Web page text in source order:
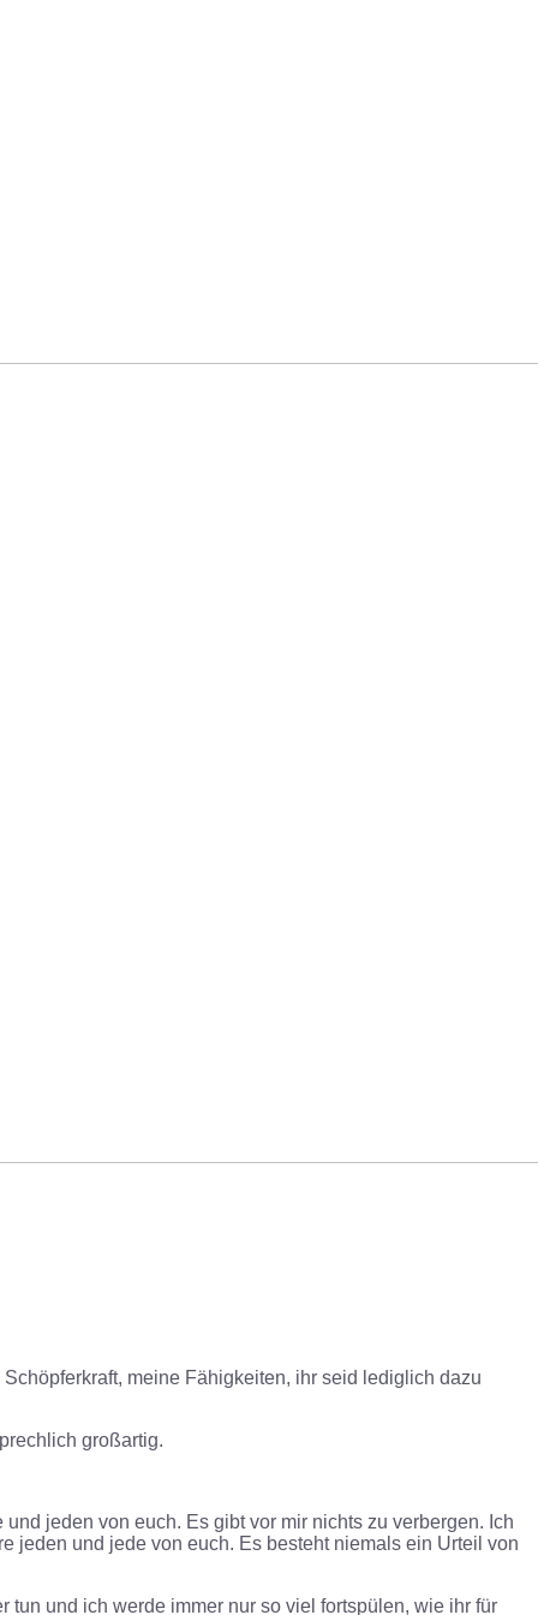
meine Fähigkeiten, ihr seid lediglich dazu
großartig.
jeden von euch. Es gibt vor mir nichts zu verbergen. Ich
jeden und jede von euch. Es besteht niemals ein Urteil von
und ich werde immer nur so viel fortspülen, wie ihr für